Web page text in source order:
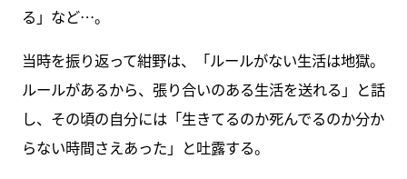
る」など…。
当時を振り返って紺野は、「ルールがない生活は地獄。
ルールがあるから、張り合いのある生活を送れる」と話
し、その頃の自分には「生きてるのか死んでるのか分か
らない時間さえあった」と吐露する。